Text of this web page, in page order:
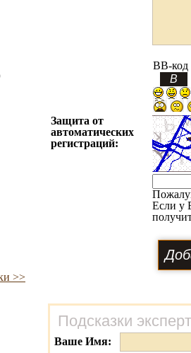
>>
BB-код
Защита от
автоматических
регистраций:
Если у
Подсказки
Ваше Имя: